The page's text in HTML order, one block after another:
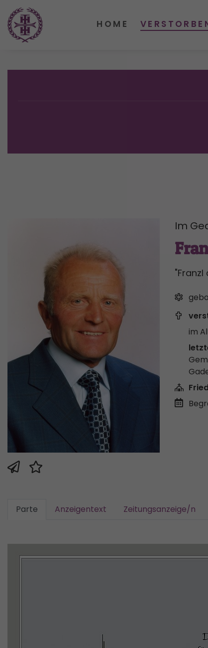
Im
"Franzl
im
Parte Anzeigentext Zeitungsanzeige/n
HOME